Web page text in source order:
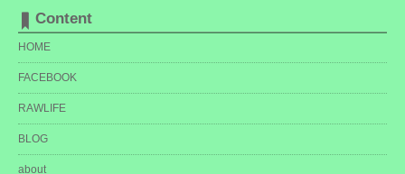
Content
HOME
FACEBOOK
RAWLIFE
BLOG
about